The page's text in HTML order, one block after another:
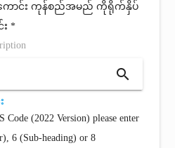
းကောင်း ကုန်စည်အမည် ကိုရိုက်နှိပ်
း *
search
Code (2022 Version) please enter
6 (Sub-heading) or 8